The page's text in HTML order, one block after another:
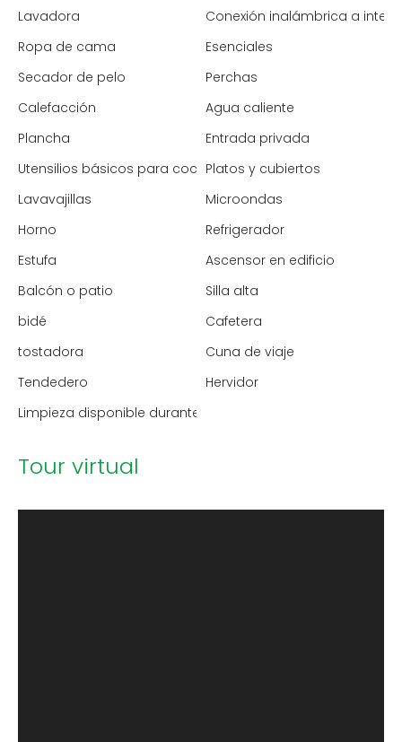
Lavadora
Conexión inalámbrica a
Ropa de cama
Esenciales
Secador de pelo
Perchas
Calefacción
Agua caliente
Plancha
Entrada privada
Utensilios básicos para cocinarPlatos y cubiertos
Lavavajillas
Microondas
Horno
Refrigerador
Estufa
Ascensor en edificio
Balcón o patio
Silla alta
bidé
Cafetera
tostadora
Cuna de viaje
Tendedero
Hervidor
Limpieza disponible durante la estancia
Tour virtual